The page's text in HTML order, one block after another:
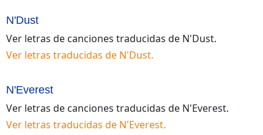
N'Dust
Ver letras de canciones traducidas de N'Dust.
Ver letras traducidas de N'Dust.
N'Everest
Ver letras de canciones traducidas de N'Everest.
Ver letras traducidas de N'Everest.